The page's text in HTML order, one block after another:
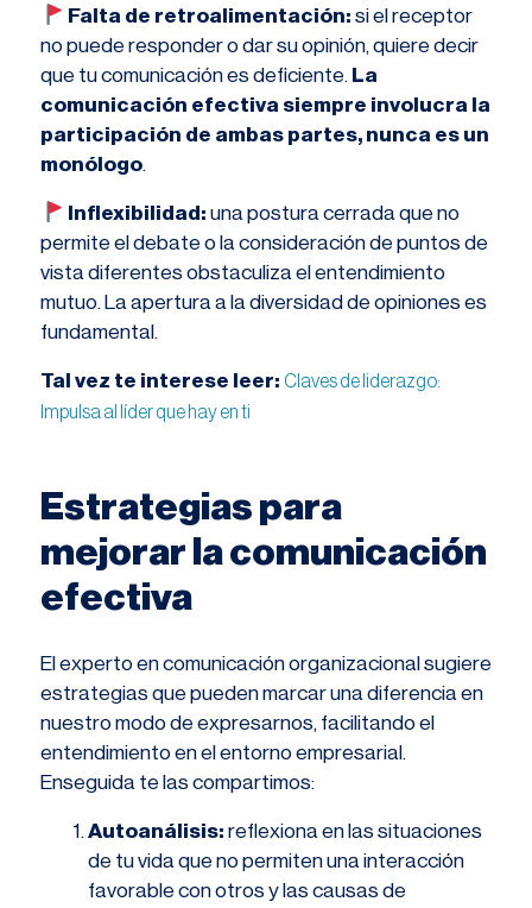
​ Falta de retroalimentación:si el receptor
no puede responder o dar su opinión, quiere decir
que tu comunicación es deficiente. La
comunicación efectiva siempre involucra la
participación de ambas partes, nunca es un
monólogo.
​ Inflexibilidad: una postura cerrada que no
permite el debate o la consideración de puntos de
vista diferentes obstaculiza el entendimiento
mutuo. La apertura a la diversidad de opiniones es
fundamental.
Tal vez te interese leer: Claves de liderazgo:
Impulsa al líder que hay en ti
Estrategias para
mejorar la comunicación
efectiva
El experto en comunicación organizacional sugiere
estrategias que pueden marcar una diferencia en
nuestro modo de expresarnos, facilitando el
entendimiento en el entorno empresarial.
Enseguida te las compartimos:
Autoanálisis: reflexiona en las situaciones
de tu vida que no permiten una interacción
favorable con otros y las causas de